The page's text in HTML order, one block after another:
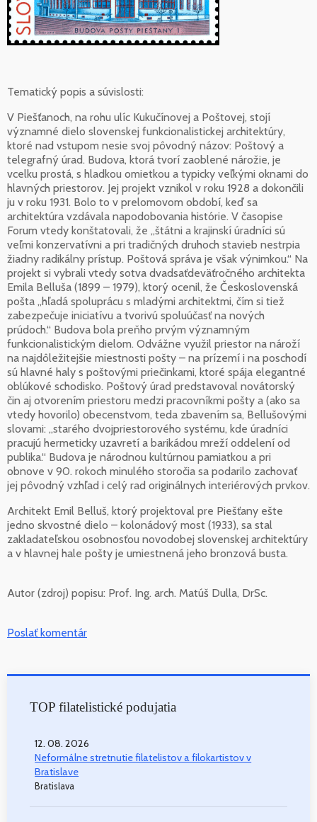
Tematický popis a súvislosti:
V Piešťanoch, na rohu ulíc Kukučínovej a Poštovej, stojí
významné dielo slovenskej funkcionalistickej architektúry,
ktoré nad vstupom nesie svoj pôvodný názov: Poštový a
telegrafný úrad. Budova, ktorá tvorí zaoblené nárožie, je
vcelku prostá, s hladkou omietkou a typicky veľkými oknami do
hlavných priestorov. Jej projekt vznikol v roku 1928 a dokončili
ju v roku 1931. Bolo to v prelomovom období, keď sa
architektúra vzdávala napodobovania histórie. V časopise
Forum vtedy konštatovali, že „štátni a krajinskí úradníci sú
veľmi konzervatívni a pri tradičných druhoch stavieb nestrpia
žiadny radikálny prístup. Poštová správa je však výnimkou.“ Na
projekt si vybrali vtedy sotva dvadsaťdeväťročného architekta
Emila Belluša (1899 – 1979), ktorý ocenil, že Československá
pošta „hľadá spoluprácu s mladými architektmi, čím si tiež
zabezpečuje iniciatívu a tvorivú spoluúčasť na nových
prúdoch.“ Budova bola preňho prvým významným
funkcionalistickým dielom. Odvážne využil priestor na nároží
na najdôležitejšie miestnosti pošty – na prízemí i na poschodí
sú hlavné haly s poštovými priečinkami, ktoré spája elegantné
oblúkové schodisko. Poštový úrad predstavoval novátorský
čin aj otvorením priestoru medzi pracovníkmi pošty a (ako sa
vtedy hovorilo) obecenstvom, teda zbavením sa, Bellušovými
slovami: „starého dvojpriestorového systému, kde úradníci
pracujú hermeticky uzavretí a barikádou mreží oddelení od
publika.“ Budova je národnou kultúrnou pamiatkou a pri
obnove v 90. rokoch minulého storočia sa podarilo zachovať
jej pôvodný vzhľad i celý rad originálnych interiérových prvkov.
Architekt Emil Belluš, ktorý projektoval pre Piešťany ešte
jedno skvostné dielo – kolonádový most (1933), sa stal
zakladateľskou osobnosťou novodobej slovenskej architektúry
a v hlavnej hale pošty je umiestnená jeho bronzová busta.
Autor (zdroj) popisu: Prof. Ing. arch. Matúš Dulla, DrSc.
Poslať komentár
TOP filatelistické podujatia
12. 08. 2026
Neformálne stretnutie filatelistov a filokartistov v
Bratislave
Bratislava